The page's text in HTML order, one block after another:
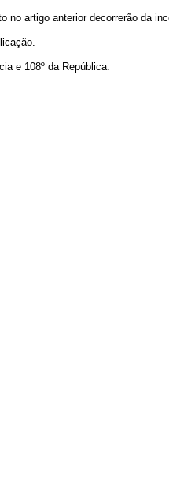
no artigo anterior decorrerão da
e 108º da República.